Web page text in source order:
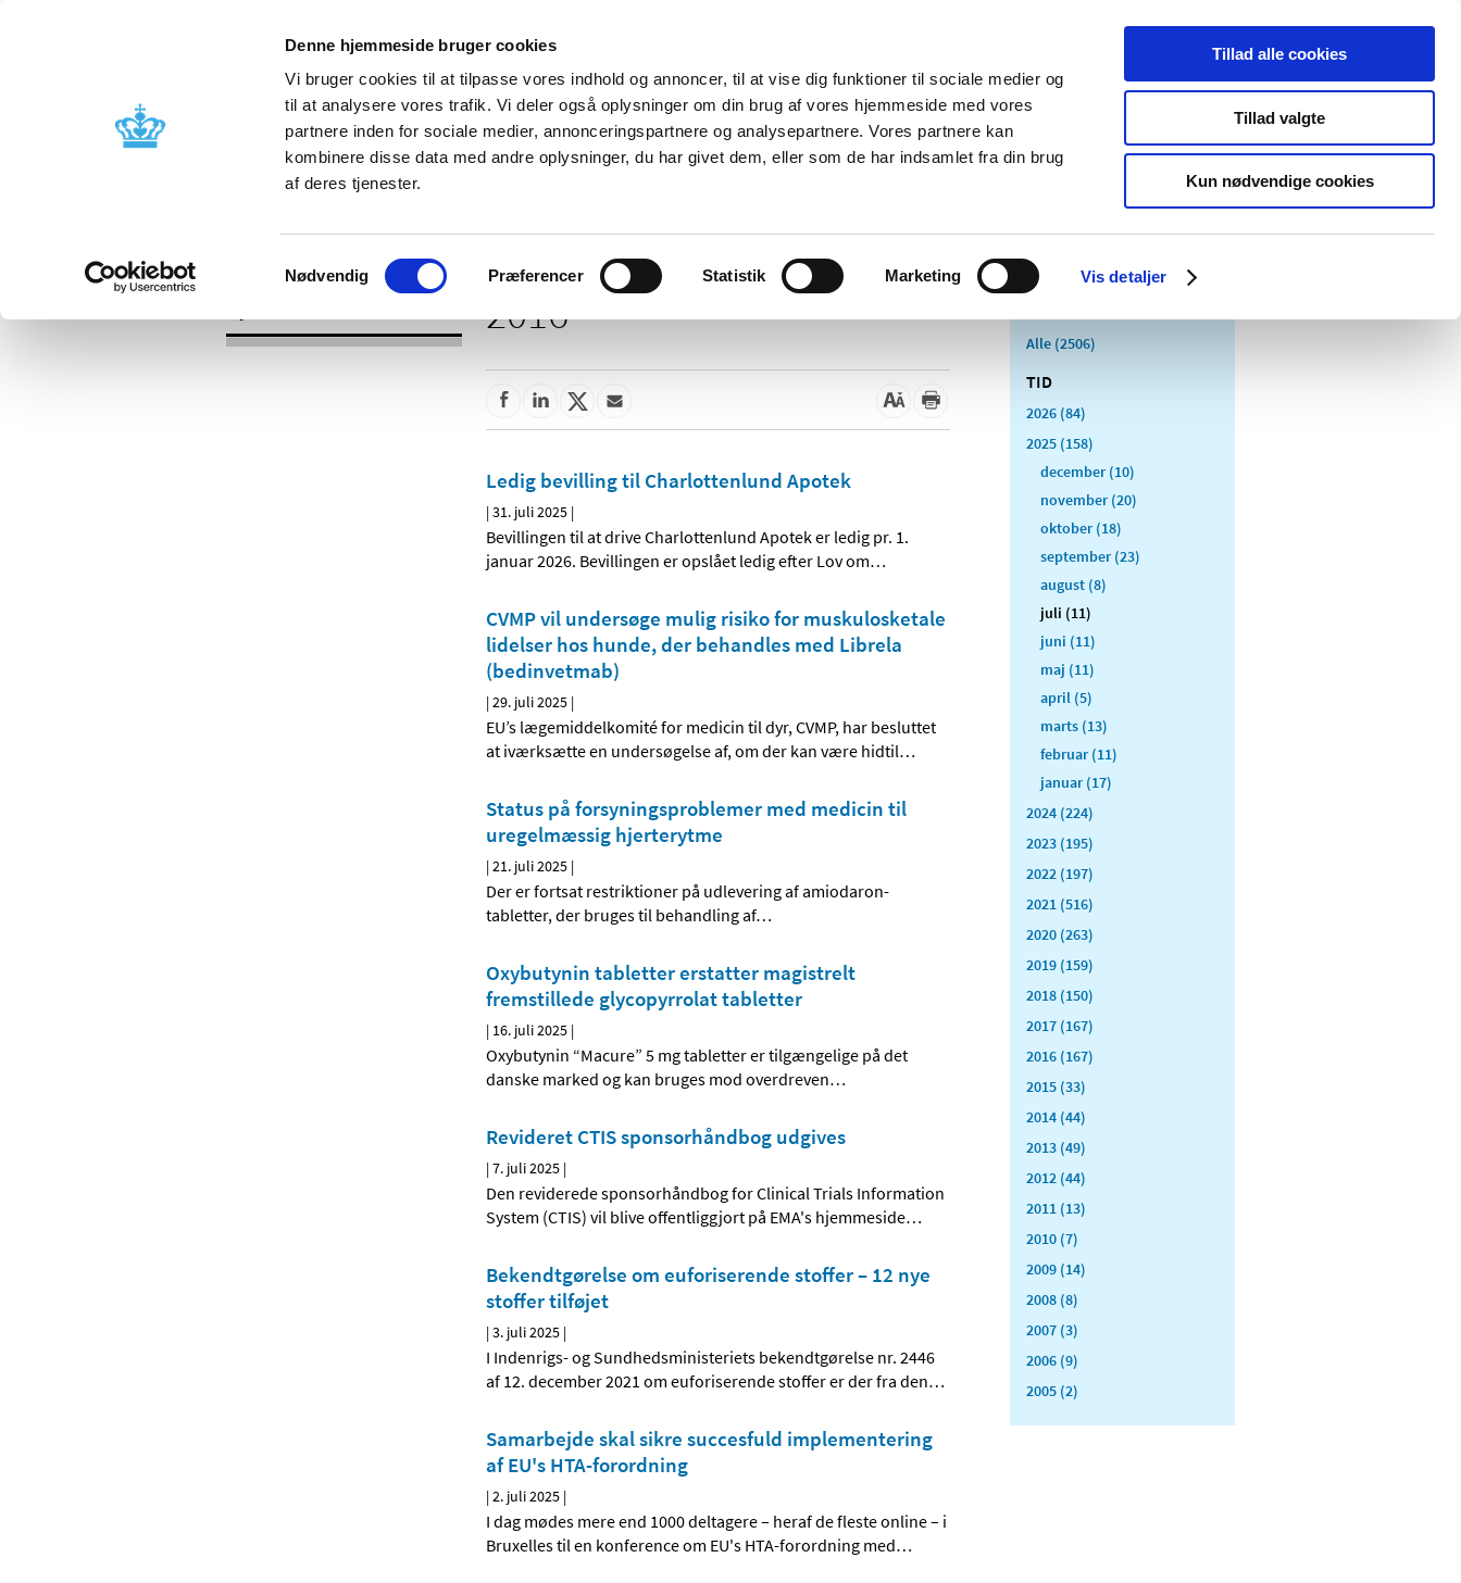
Denne hjemmeside bruger cookies
Vi bruger cookies til at tilpasse vores indhold og annoncer, til at vise dig funktioner til sociale medier og
til at analysere vores trafik. Vi deler også oplysninger om din brug af vores hjemmeside med vores
partnere inden for sociale medier, annonceringspartnere og analysepartnere. Vores partnere kan
kombinere disse data med andre oplysninger, du har givet dem, eller som de har indsamlet fra din brug
af deres tjenester.
Samtykkevalg
Nødvendig Præferencer Statistik Marketing Vis detaljer
Tillad alle cookies
Tillad valgte
Kun nødvendige cookies
Nyheder Om os Kontakt Udgivelser
Godkendelse og
Bivirkninger og
produktinformation
Tilskud og
Apoteker og salg af
Medicinsk
Særlige
produktområder
2016
Ledig bevilling til Charlottenlund Apotek
|31. juli 2025 |
Bevillingen til at drive Charlottenlund Apotek er ledig pr. 1.
januar 2026. Bevillingen er opslået ledig efter Lov om…
CVMP vil undersøge mulig risiko for muskulosketale
lidelser hos hunde, der behandles med Librela
(bedinvetmab)
|29. juli 2025 |
EU’s lægemiddelkomité for medicin til dyr, CVMP, har besluttet
at iværksætte en undersøgelse af, om der kan være hidtil…
Status på forsyningsproblemer med medicin til
uregelmæssig hjerterytme
|21. juli 2025 |
Der er fortsat restriktioner på udlevering af amiodaron-
tabletter, der bruges til behandling af…
Oxybutynin tabletter erstatter magistrelt
fremstillede glycopyrrolat tabletter
| 16. juli 2025 |
Oxybutynin “Macure” 5 mg tabletter er tilgængelige på det
danske marked og kan bruges mod overdreven…
Revideret CTIS sponsorhåndbog udgives
|7. juli 2025 |
Den reviderede sponsorhåndbog for Clinical Trials Information
System (CTIS) vil blive offentliggjort på EMA's hjemmeside…
Bekendtgørelse om euforiserende stoffer – 12 nye
stoffer tilføjet
|3. juli 2025 |
I Indenrigs- og Sundhedsministeriets bekendtgørelse nr. 2446
af 12. december 2021 om euforiserende stoffer er der fra den…
Samarbejde skal sikre succesfuld implementering
af EU's HTA-forordning
|2. juli 2025 |
I dag mødes mere end 1000 deltagere – heraf de fleste online – i
Bruxelles til en konference om EU's HTA-forordning med…
Alle (2506)
TID
2026 (84)
2025 (158)
december (10)
november (20)
oktober (18)
september (23)
august (8)
juli (11)
juni (11)
maj (11)
april (5)
marts (13)
februar (11)
januar (17)
2024 (224)
2023 (195)
2022 (197)
2021 (516)
2020 (263)
2019 (159)
2018 (150)
2017 (167)
2016 (167)
2015 (33)
2014 (44)
2013 (49)
2012 (44)
2011 (13)
2010 (7)
2009 (14)
2008 (8)
2007 (3)
2006 (9)
2005 (2)